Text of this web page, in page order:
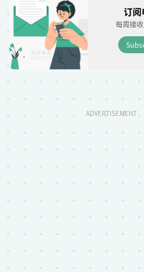
订阅
每周接
ADVERTISEMENT